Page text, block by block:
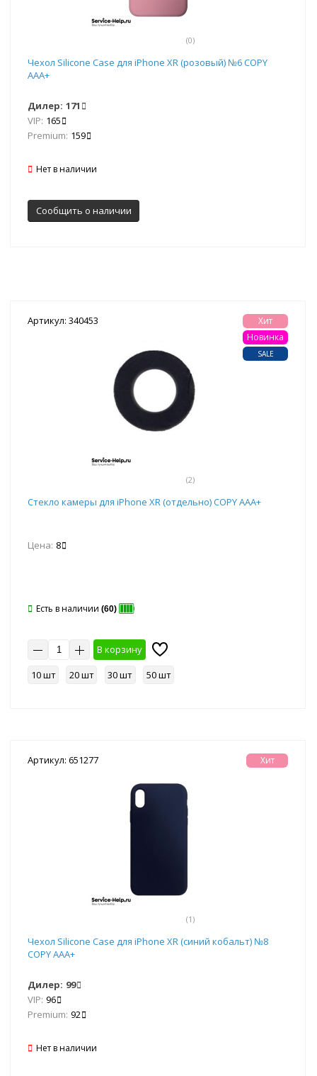
(0)
Чехол Silicone Case для iPhone XR (розовый) №6 COPY
AAA+
Дилер: 171
VIP: 165
Premium: 159
Нет в наличии
Сообщить о наличии
Артикул: 340453
(2)
Хит
Новинка
SALE
Стекло камеры для iPhone XR (отдельно) COPY AAA+
Цена: 8
Есть в наличии (60)
В корзину
10 шт
20 шт 30 шт 50 шт
Артикул: 651277
(1)
Хит
Чехол Silicone Case для iPhone XR (синий кобальт) №8
COPY AAA+
Дилер: 99
VIP: 96
Premium: 92
Нет в наличии